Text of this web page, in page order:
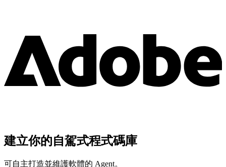
建立你的自駕式程式碼庫
可自主打造並維護軟體的 Agent。